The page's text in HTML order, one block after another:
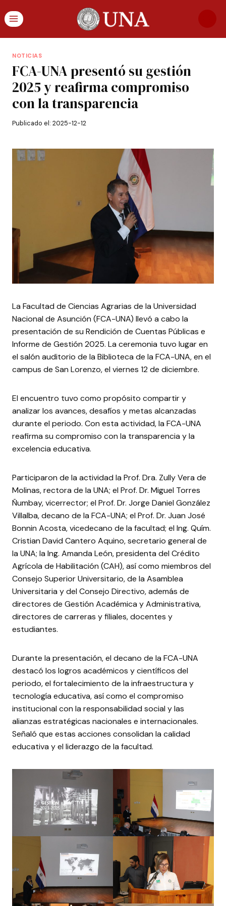
NOTICIAS
FCA-UNA presentó su gestión
2025 y reafirma compromiso
con la transparencia
Publicado el: 2025-12-12
La Facultad de Ciencias Agrarias de la Universidad
Nacional de Asunción (FCA-UNA) llevó a cabo la
presentación de su Rendición de Cuentas Públicas e
Informe de Gestión 2025. La ceremonia tuvo lugar en
el salón auditorio de la Biblioteca de la FCA-UNA, en el
campus de San Lorenzo, el viernes 12 de diciembre.
El encuentro tuvo como propósito compartir y
analizar los avances, desafíos y metas alcanzadas
durante el periodo. Con esta actividad, la FCA-UNA
reafirma su compromiso con la transparencia y la
excelencia educativa.
Participaron de la actividad la Prof. Dra. Zully Vera de
Molinas, rectora de la UNA; el Prof. Dr. Miguel Torres
Ñumbay, vicerrector; el Prof. Dr. Jorge Daniel González
Villalba, decano de la FCA-UNA; el Prof. Dr. Juan José
Bonnin Acosta, vicedecano de la facultad; el Ing. Quím.
Cristian David Cantero Aquino, secretario general de
la UNA; la Ing. Amanda León, presidenta del Crédito
Agrícola de Habilitación (CAH), así como miembros del
Consejo Superior Universitario, de la Asamblea
Universitaria y del Consejo Directivo, además de
directores de Gestión Académica y Administrativa,
directores de carreras y filiales, docentes y
estudiantes.
Durante la presentación, el decano de la FCA-UNA
destacó los logros académicos y científicos del
periodo, el fortalecimiento de la infraestructura y
tecnología educativa, así como el compromiso
institucional con la responsabilidad social y las
alianzas estratégicas nacionales e internacionales.
Señaló que estas acciones consolidan la calidad
educativa y el liderazgo de la facultad.